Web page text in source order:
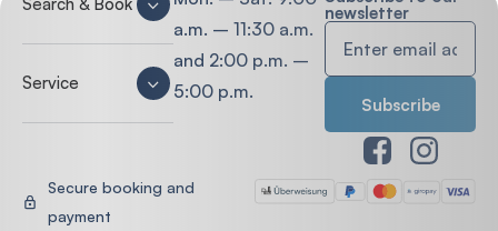
Service
a.m. – 11:30 a.m.
and 2:00 p.m. –
5:00 p.m.
newsletter
Secure booking and
payment